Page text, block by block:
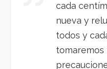
cada
nueva y
todos y
tomaremos